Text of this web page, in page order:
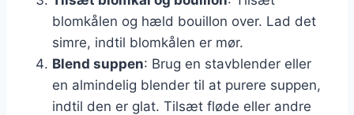
blomkålen og hæld bouillon over. Lad det
simre, indtil blomkålen er mør.
Blend suppen: Brug en stavblender eller
en almindelig blender til at purere suppen,
indtil den er glat. Tilsæt fløde eller andre